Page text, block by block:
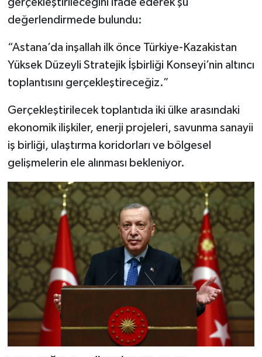
değerlendirmede bulundu:
“Astana’da inşallah ilk önce Türkiye-Kazakistan
Yüksek Düzeyli Stratejik İşbirliği Konseyi’nin altıncı
toplantısını gerçekleştireceğiz.”
Gerçekleştirilecek toplantıda iki ülke arasındaki
ekonomik ilişkiler, enerji projeleri, savunma sanayii
iş birliği, ulaştırma koridorları ve bölgesel
gelişmelerin ele alınması bekleniyor.